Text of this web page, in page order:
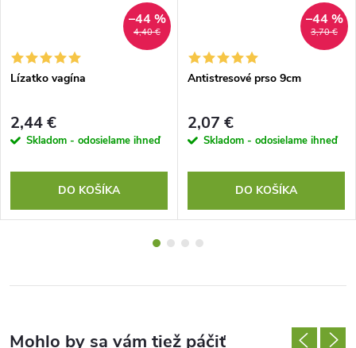
4,40 €
–44 %
Lízatko vagína
2,44 €
Skladom - odosielame ihneď
DO KOŠÍKA
3,70 €
–44 %
Antistresové prso 9cm
2,07 €
Skladom - odosielame ihneď
DO KOŠÍKA